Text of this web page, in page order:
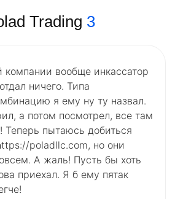
Trading 3
компании вообще инкассатор
ничего. Типа
я ему ну ту назвал.
а потом посмотрел, все там
Теперь пытаюсь добиться
poladllc.com, но они
А жаль! Пусть бы хоть
приехал. Я б ему пятак